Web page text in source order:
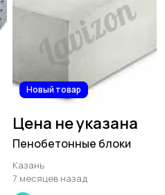
Новый товар
Цена не указана
Пенобетонные блоки
Казань
7 месяцев назад